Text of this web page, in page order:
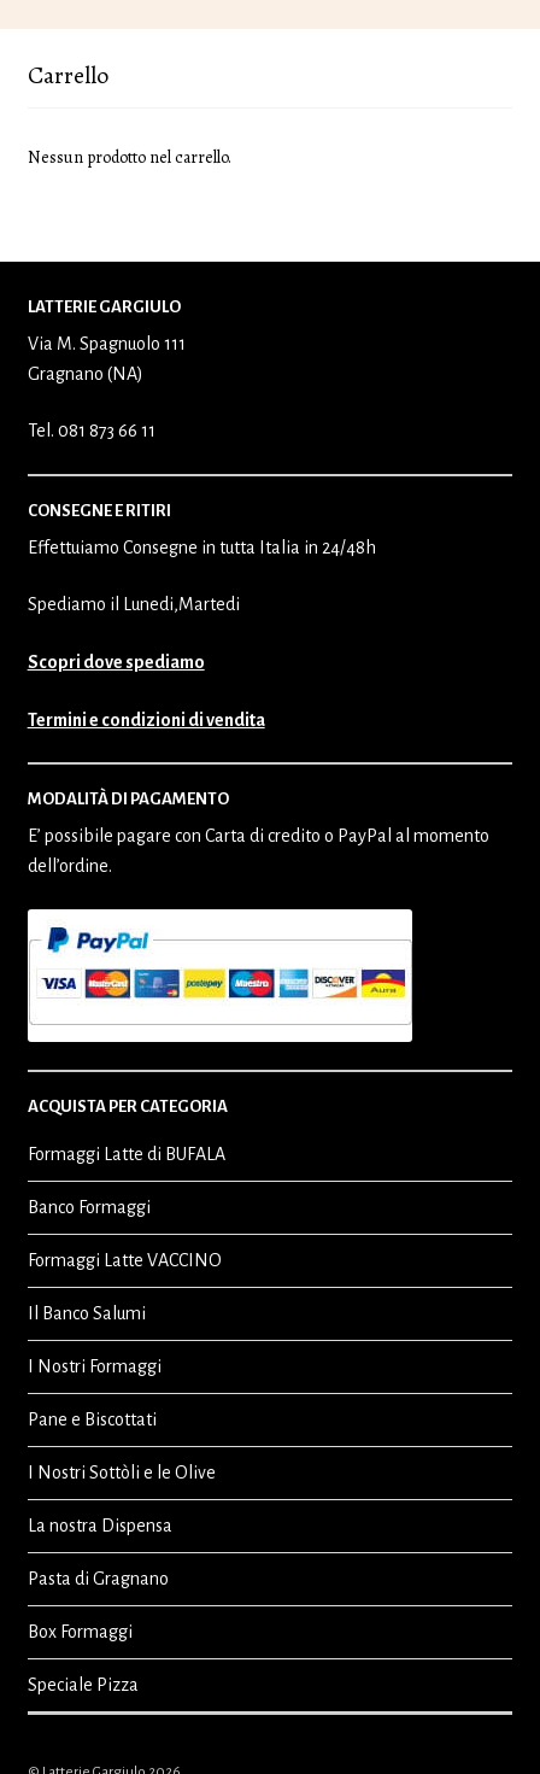
Carrello
Nessun prodotto nel carrello.
LATTERIE GARGIULO
Via M. Spagnuolo 111
Gragnano (NA)
Tel. 081 873 66 11
CONSEGNE E RITIRI
Effettuiamo Consegne in tutta Italia in 24/48h
Spediamo il Lunedi,Martedi
Scopri dove spediamo
Termini e condizioni di vendita
MODALITÀ DI PAGAMENTO
E’ possibile pagare con Carta di credito o PayPal al momento
dell’ordine.
ACQUISTA PER CATEGORIA
Formaggi Latte di BUFALA
Banco Formaggi
Formaggi Latte VACCINO
Il Banco Salumi
I Nostri Formaggi
Pane e Biscottati
I Nostri Sottòli e le Olive
La nostra Dispensa
Pasta di Gragnano
Box Formaggi
Speciale Pizza